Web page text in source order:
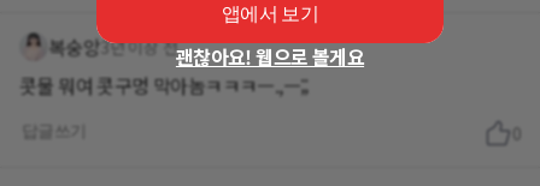
복숭앙3년 이상 전
콧물 뭐여 콧구멍 막아놈ㅋㅋㅋㅡ.,ㅡ;;
앱에서 보기
괜찮아요! 웹으로 볼게요